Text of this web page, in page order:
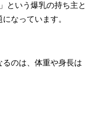
という爆乳の持ち主と
なっています。
のは、体重や身長は